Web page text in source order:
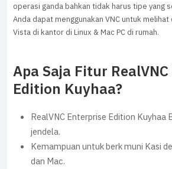
operasi ganda bahkan tidak harus tipe yang
Anda dapat menggunakan VNC untuk
Vista di kantor di Linux & Mac PC di rumah.
Apa Saja Fitur
Edition Kuyhaa?
RealVNC Enterprise Edition Kuyhaa
jendela.
Kemampuan untuk berk muni Kasi
dan Mac.